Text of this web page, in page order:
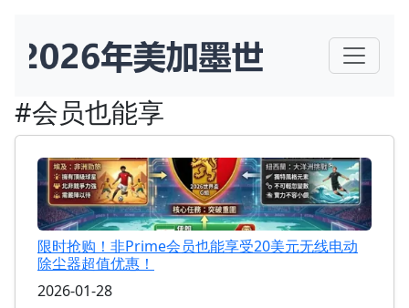
#会员也能享
限时抢购！非Prime会员也能享受20美元无线电动
除尘器超值优惠！
2026-01-28